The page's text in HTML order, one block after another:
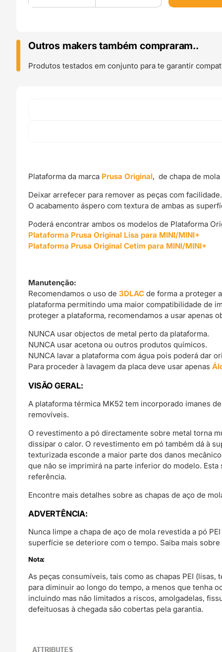
Plataforma
para
Prusa
MINI/MINI+
-
Original
Outros makers também compraram..
Produtos testados em conjunto para te garantir
Plataforma da marca Prusa Original, de chapa de
Deixar arrefecer para remover as peças com facilidade.
O acabamento áspero com textura de ambas as
Poderá encontrar ambos os modelos de Plataforma
Plataforma Prusa Original Lisa para MINI/MINI+
Plataforma Prusa Original Cetim para MINI/MINI+
Manutenção:
Recomendamos o uso de3DLAC de forma a proteger
plataforma permitindo uma maior compatibilidade de
proteger a plataforma, recomendamos a usar apenas
NUNCA usar objectos de metal perto da plataforma.
NUNCA usar acetona ou outros produtos químicos.
NUNCA lavar a plataforma com água pois poderá dar
Para proceder à lavagem da placa deve usar apenas
VISÃO GERAL:
A plataforma térmica MK52 tem incorporado ímanes
removíveis.
O revestimento a pó directamente sobre metal torna
dissipar o calor. O revestimento em pó também dá à
texturizada esconde a maior parte dos danos
que não se imprimirá na parte inferior do modelo.
referência.
Encontre mais detalhes sobre as chapas de aço de
ADVERTÊNCIA:
Nunca limpe a chapa de aço de mola revestida a pó
superfície se deteriore com o tempo. Saiba mais
Nota:
As peças consumíveis, tais como as chapas PEI
para diminuir ao longo do tempo, a menos que tenha
incluindo mas não limitados a riscos, amolgadelas,
defeituosas à chegada são cobertas pela garantia.